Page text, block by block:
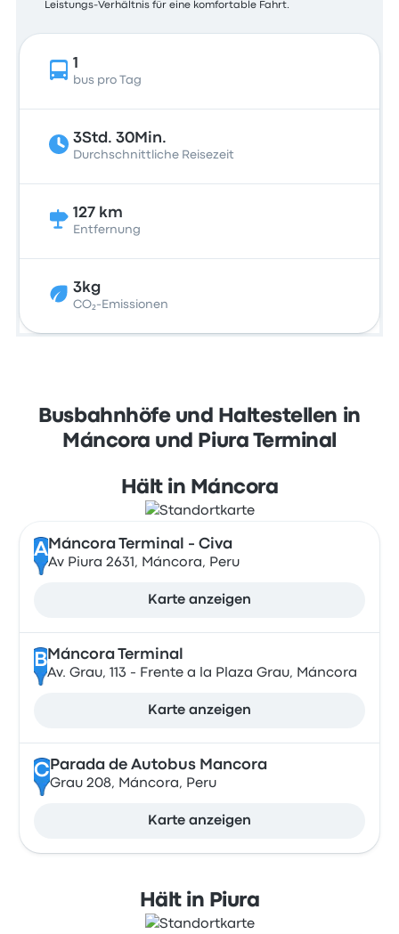
Leistungs-Verhältnis für eine komfortable Fahrt.
1
bus pro Tag
3Std. 30Min.
Durchschnittliche Reisezeit
127 km
Entfernung
3kg
CO₂-Emissionen
Busbahnhöfe und Haltestellen in
Máncora und Piura Terminal
Hält in Máncora
A Máncora Terminal - Civa
Av Piura 2631, Máncora, Peru
Karte anzeigen
B Máncora Terminal
Av. Grau, 113 - Frente a la Plaza Grau, Máncora
Karte anzeigen
CParada de Autobus Mancora
Grau 208, Máncora, Peru
Karte anzeigen
Hält in Piura